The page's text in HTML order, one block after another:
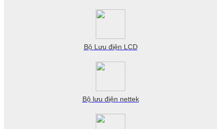
Bộ Lưu điện LCD
Bộ lưu điện nettek